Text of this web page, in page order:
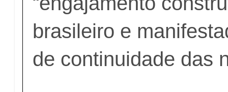
brasileiro e
de continuidade das